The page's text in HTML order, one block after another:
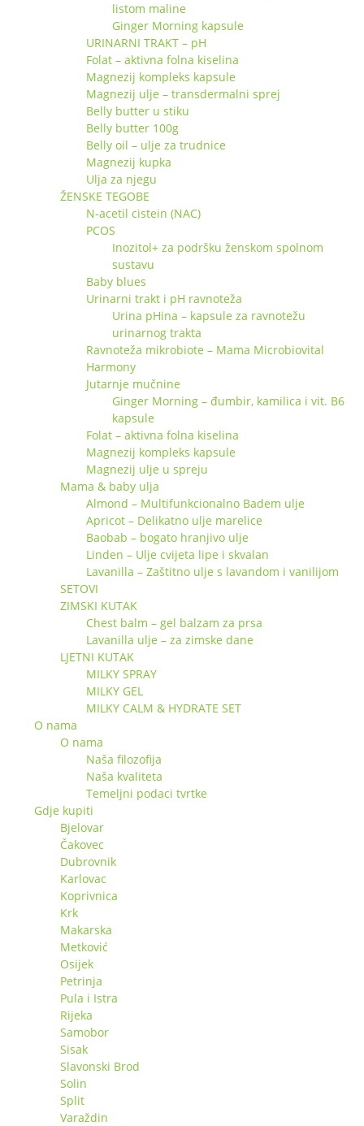
listom maline
Ginger Morning kapsule
URINARNI TRAKT – pH
Folat – aktivna folna kiselina
Magnezij kompleks kapsule
Magnezij ulje – transdermalni sprej
Belly butter u stiku
Belly butter 100g
Belly oil – ulje za trudnice
Magnezij kupka
Ulja za njegu
ŽENSKE TEGOBE
N-acetil cistein (NAC)
PCOS
Inozitol+ za podršku ženskom spolnom
sustavu
Baby blues
Urinarni trakt i pH ravnoteža
Urina pHina – kapsule za ravnotežu
urinarnog trakta
Ravnoteža mikrobiote – Mama Microbiovital
Harmony
Jutarnje mučnine
Ginger Morning – đumbir, kamilica i vit. B6
kapsule
Folat – aktivna folna kiselina
Magnezij kompleks kapsule
Magnezij ulje u spreju
Mama & baby ulja
Almond – Multifunkcionalno Badem ulje
Apricot – Delikatno ulje marelice
Baobab – bogato hranjivo ulje
Linden – Ulje cvijeta lipe i skvalan
Lavanilla – Zaštitno ulje s lavandom i vanilijom
SETOVI
ZIMSKI KUTAK
Chest balm – gel balzam za prsa
Lavanilla ulje – za zimske dane
LJETNI KUTAK
MILKY SPRAY
MILKY GEL
MILKY CALM & HYDRATE SET
O nama
O nama
Naša filozofija
Naša kvaliteta
Temeljni podaci tvrtke
Gdje kupiti
Bjelovar
Čakovec
Dubrovnik
Karlovac
Koprivnica
Krk
Makarska
Metković
Osijek
Petrinja
Pula i Istra
Rijeka
Samobor
Sisak
Slavonski Brod
Solin
Split
Varaždin